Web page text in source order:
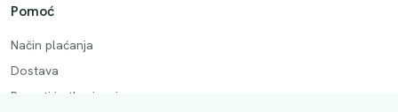
Pomoć
Način plaćanja
Dostava
Povrati i otkazivanje